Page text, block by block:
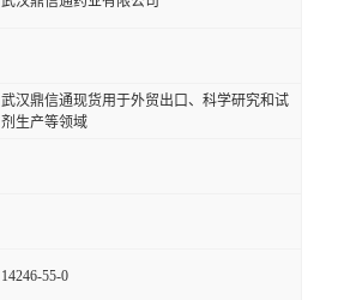
武汉鼎信通现货用于外贸出口、科学研究和试
剂生产等领域
14246-55-0